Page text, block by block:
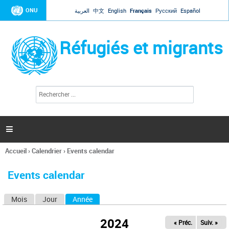
Jump to navigation
ONU العربية 中文 English Français Русский Español
Réfugiés et migrants
l
c
h
e

Vous
ici
Accueil›Calendrier› Events calendar
Events calendar
Mois Jour Année
2024 « Préc. Suiv. »